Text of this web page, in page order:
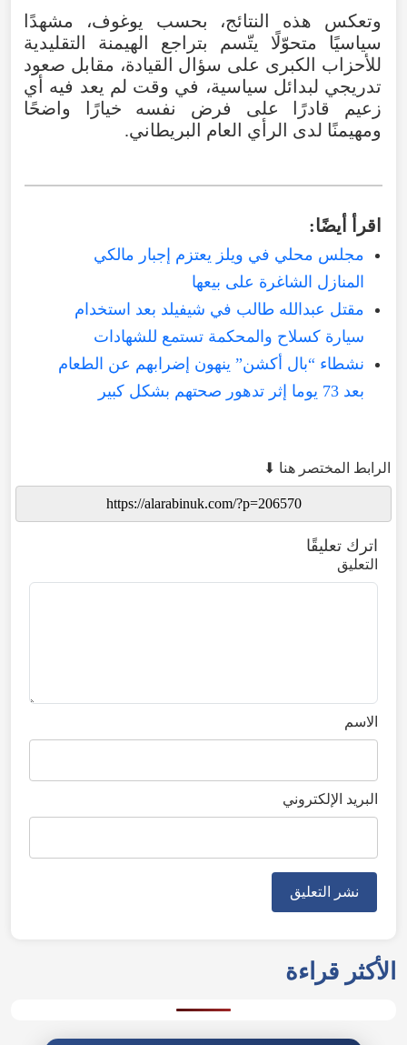
وتعكس هذه النتائج، بحسب يوغوف، مشهدًا
سياسيًا متحوّلًا يتّسم بتراجع الهيمنة التقليدية
للأحزاب الكبرى على سؤال القيادة، مقابل صعود
تدريجي لبدائل سياسية، في وقت لم يعد فيه أي
زعيم قادرًا على فرض نفسه خيارًا واضحًا
ومهيمنًا لدى الرأي العام البريطاني.
اقرأ أيضًا:
مجلس محلي في ويلز يعتزم إجبار مالكي
المنازل الشاغرة على بيعها
مقتل عبدالله طالب في شيفيلد بعد استخدام
سيارة كسلاح والمحكمة تستمع للشهادات
نشطاء “بال أكشن” ينهون إضرابهم عن الطعام
بعد 73 يوما إثر تدهور صحتهم بشكل كبير
الرابط المختصر هنا ⬇
اترك تعليقًا
التعليق
الاسم
البريد الإلكتروني
الأكثر قراءة